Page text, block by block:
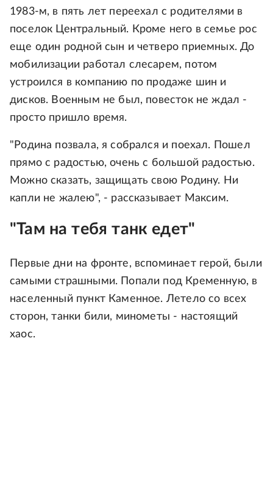
1983-м, в пять лет переехал с родителями в
поселок Центральный. Кроме него в семье рос
еще один родной сын и четверо приемных. До
мобилизации работал слесарем, потом
устроился в компанию по продаже шин и
дисков. Военным не был, повесток не ждал -
просто пришло время.
"Родина позвала, я собрался и поехал. Пошел
прямо с радостью, очень с большой радостью.
Можно сказать, защищать свою Родину. Ни
капли не жалею", - рассказывает Максим.
"Там на тебя танк едет"
Первые дни на фронте, вспоминает герой, были
самыми страшными. Попали под Кременную, в
населенный пункт Каменное. Летело со всех
сторон, танки били, минометы - настоящий
хаос.